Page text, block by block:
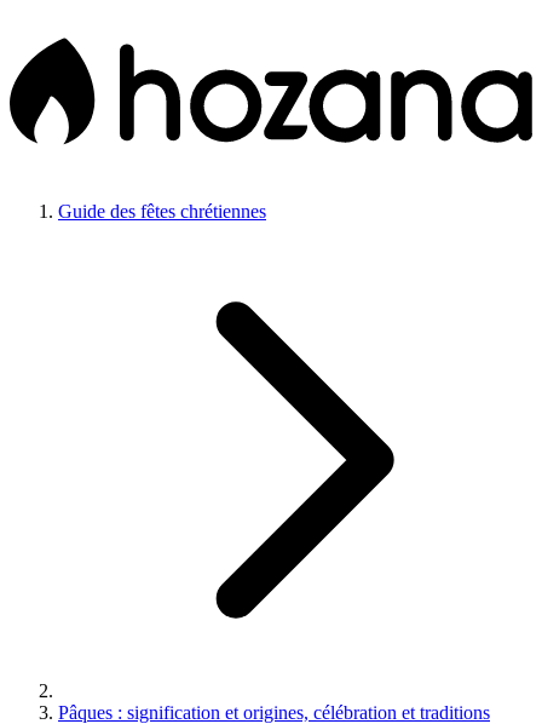
Guide des fêtes chrétiennes
Pâques : signification et origines, célébration et traditions